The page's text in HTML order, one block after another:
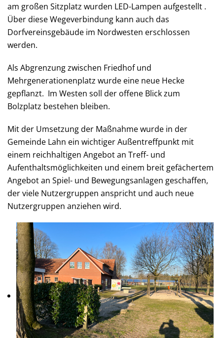
am großen Sitzplatz wurden LED-Lampen aufgestellt .
Über diese Wegeverbindung kann auch das
Dorfvereinsgebäude im Nordwesten erschlossen
werden.
Als Abgrenzung zwischen Friedhof und
Mehrgenerationenplatz wurde eine neue Hecke
gepflanzt. Im Westen soll der offene Blick zum
Bolzplatz bestehen bleiben.
Mit der Umsetzung der Maßnahme wurde in der
Gemeinde Lahn ein wichtiger Außentreffpunkt mit
einem reichhaltigen Angebot an Treff- und
Aufenthaltsmöglichkeiten und einem breit gefächertem
Angebot an Spiel- und Bewegungsanlagen geschaffen,
der viele Nutzergruppen anspricht und auch neue
Nutzergruppen anziehen wird.